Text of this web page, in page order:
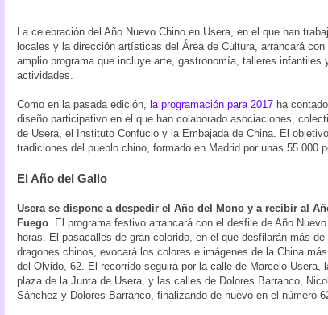
La celebración del Año Nuevo Chino en Usera, en el que han
locales y la dirección artísticas del Área de Cultura, arrancará
amplio programa que incluye arte, gastronomía, talleres infantiles
actividades.
Como en la pasada edición, la programación para 2017 ha
diseño participativo en el que han colaborado asociaciones,
de Usera, el Instituto Confucio y la Embajada de China. El
tradiciones del pueblo chino, formado en Madrid por unas 55.000
El Año del Gallo
Usera se dispone a despedir el Año del Mono y a recibir al
Fuego . El programa festivo arrancará con el desfile de Año
horas. El pasacalles de gran colorido, en el que desfilarán más
dragones chinos, evocará los colores e imágenes de la China
del Olvido, 62. El recorrido seguirá por la calle de Marcelo Usera,
plaza de la Junta de Usera, y las calles de Dolores Barranco,
Sánchez y Dolores Barranco, finalizando de nuevo en el número